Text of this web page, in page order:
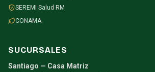
SEREMI Salud RM
CONAMA
SUCURSALES
Santiago — Casa Matriz